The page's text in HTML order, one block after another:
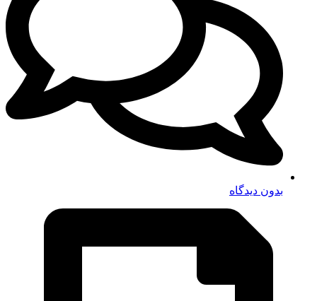
بدون دیدگاه